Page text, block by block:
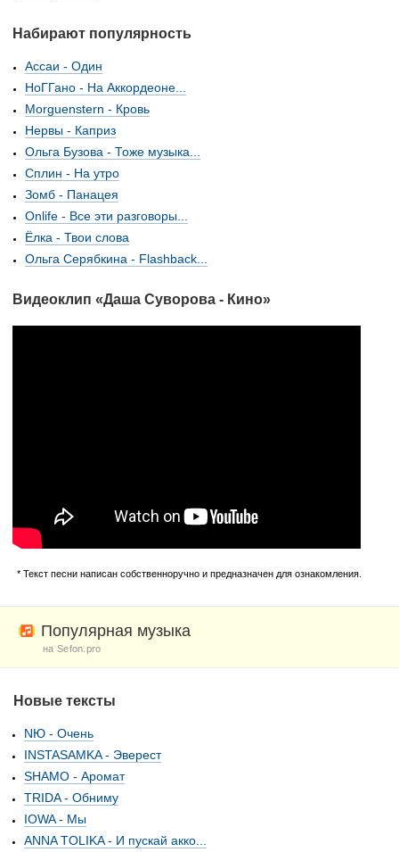
Набирают популярность
Ассаи - Один
НоГГано - На Аккордеоне...
Morguenstern - Кровь
Нервы - Каприз
Ольга Бузова - Тоже музыка...
Сплин - На утро
Зомб - Панацея
Onlife - Все эти разговоры...
Ёлка - Твои слова
Ольга Серябкина - Flashback...
Видеоклип «Даша Суворова - Кино»
* Текст песни написан собственноручно и предназначен для ознакомления.
Популярная музыка
на Sefon.pro
Новые тексты
NЮ - Очень
INSTASAMKA - Эверест
SHAMO - Аромат
TRIDA - Обниму
IOWA - Мы
ANNA TOLIKA - И пускай акко...